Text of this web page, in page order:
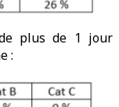
plus de 1 jour
: